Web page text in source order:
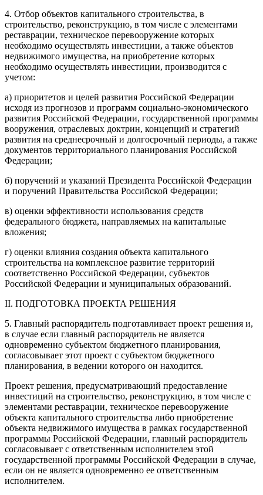
4. Отбор объектов капитального строительства, в
строительство, реконструкцию, в том числе с элементами
реставрации, техническое перевооружение которых
необходимо осуществлять инвестиции, а также объектов
недвижимого имущества, на приобретение которых
необходимо осуществлять инвестиции, производится с
учетом:
а) приоритетов и целей развития Российской Федерации
исходя из прогнозов и программ социально-экономического
развития Российской Федерации, государственной программы
вооружения, отраслевых доктрин, концепций и стратегий
развития на среднесрочный и долгосрочный периоды, а также
документов территориального планирования Российской
Федерации;
б) поручений и указаний Президента Российской Федерации
и поручений Правительства Российской Федерации;
в) оценки эффективности использования средств
федерального бюджета, направляемых на капитальные
вложения;
г) оценки влияния создания объекта капитального
строительства на комплексное развитие территорий
соответственно Российской Федерации, субъектов
Российской Федерации и муниципальных образований.
II. ПОДГОТОВКА ПРОЕКТА РЕШЕНИЯ
5. Главный распорядитель подготавливает проект решения и,
в случае если главный распорядитель не является
одновременно субъектом бюджетного планирования,
согласовывает этот проект с субъектом бюджетного
планирования, в ведении которого он находится.
Проект решения, предусматривающий предоставление
инвестиций на строительство, реконструкцию, в том числе с
элементами реставрации, техническое перевооружение
объекта капитального строительства либо приобретение
объекта недвижимого имущества в рамках государственной
программы Российской Федерации, главный распорядитель
согласовывает с ответственным исполнителем этой
государственной программы Российской Федерации в случае,
если он не является одновременно ее ответственным
исполнителем.